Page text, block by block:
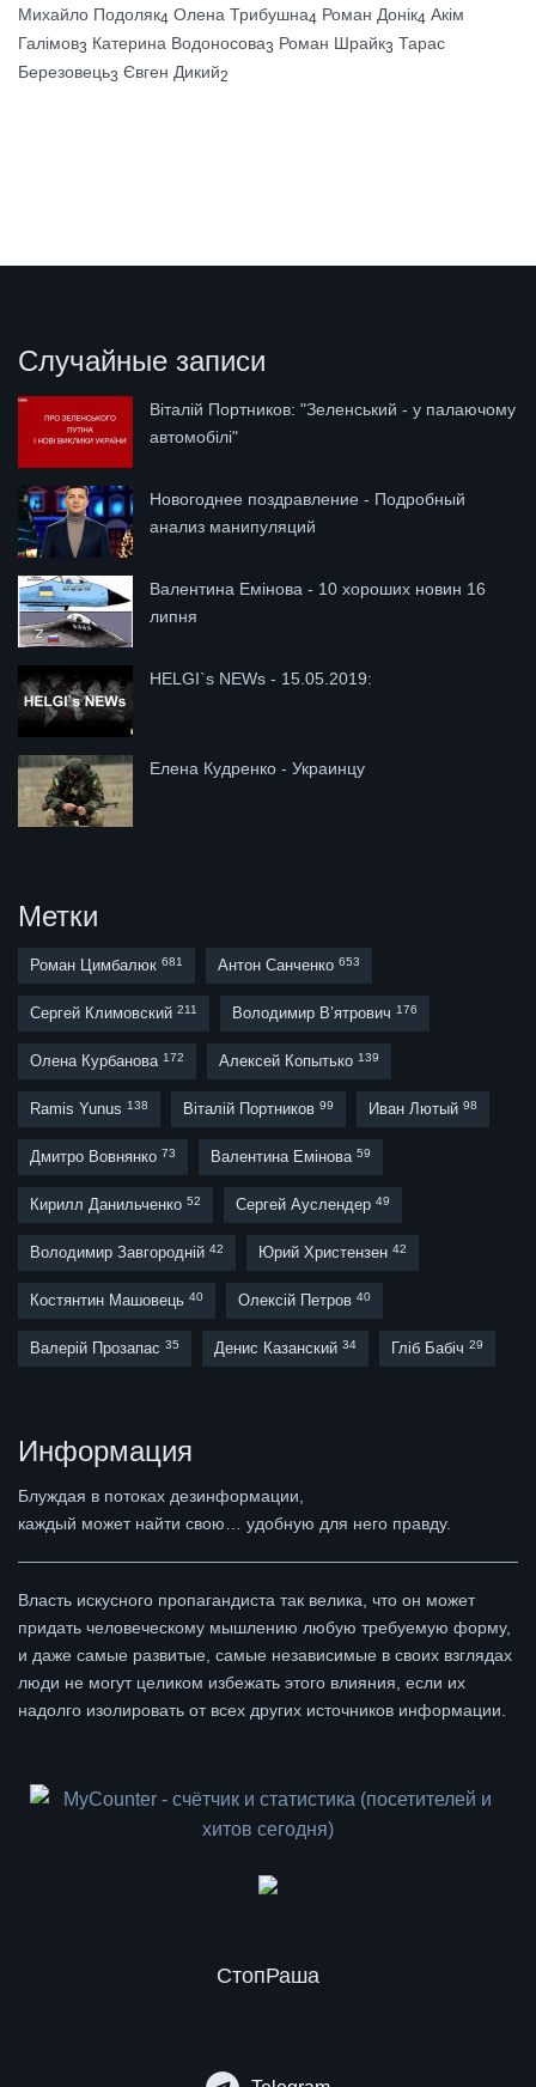
Михайло Подоляк4 Олена Трибушна4 Роман Донік4 Акім
Галімов3 Катерина Водоносова3 Роман Шрайк3 Тарас
Березовець3 Євген Дикий2
Случайные записи
Віталій Портников: "Зеленський - у палаючому
автомобілі"
Новогоднее поздравление - Подробный
анализ манипуляций
Валентина Емінова - 10 хороших новин 16
липня
HELGI`s NEWs - 15.05.2019:
Елена Кудренко - Украинцу
Метки
Роман Цимбалюк 681 Антон Санченко 653
Сергей Климовский 211 Володимир В’ятрович 176
Олена Курбанова 172 Алексей Копытько 139
Ramis Yunus 138 Віталій Портников 99 Иван Лютый 98
Дмитро Вовнянко 73 Валентина Емінова 59
Кирилл Данильченко 52 Сергей Ауслендер 49
Володимир Завгородній 42 Юрий Христензен 42
Костянтин Машовець 40 Олексій Петров 40
Валерій Прозапас 35 Денис Казанский 34 Гліб Бабіч 29
Информация
Блуждая в потоках дезинформации,
каждый может найти свою… удобную для него правду.
Власть искусного пропагандиста так велика, что он может
придать человеческому мышлению любую требуемую форму,
и даже самые развитые, самые независимые в своих взглядах
люди не могут целиком избежать этого влияния, если их
надолго изолировать от всех других источников информации.
СтопРаша